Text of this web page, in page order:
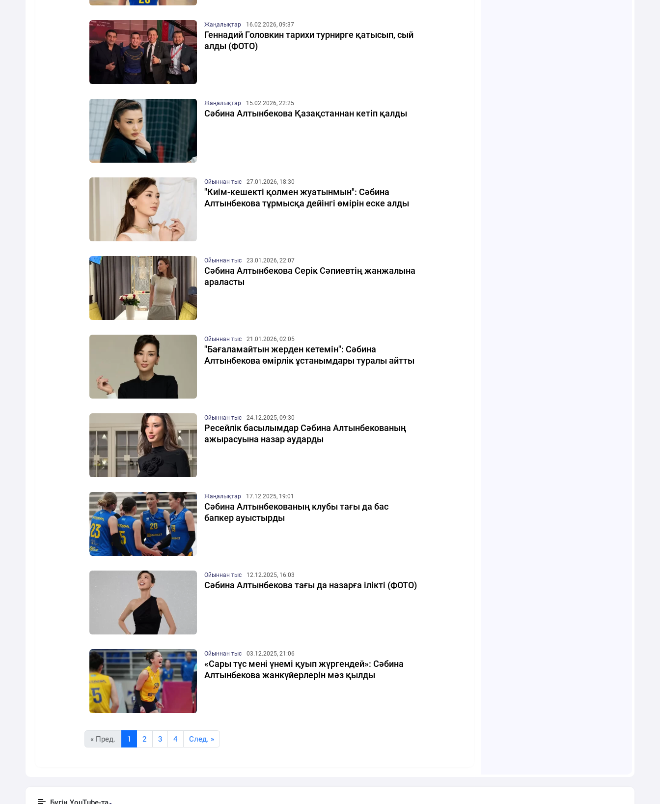
Жаңалықтар 16.02.2026, 09:37
Геннадий Головкин тарихи турнирге қатысып, сый
алды (ФОТО)
Жаңалықтар 15.02.2026, 22:25
Сәбина Алтынбекова Қазақстаннан кетіп қалды
Ойыннан тыс 27.01.2026, 18:30
"Киім-кешекті қолмен жуатынмын": Сәбина
Алтынбекова тұрмысқа дейінгі өмірін еске алды
Ойыннан тыс 23.01.2026, 22:07
Сәбина Алтынбекова Серік Сәпиевтің жанжалына
араласты
Ойыннан тыс 21.01.2026, 02:05
"Бағаламайтын жерден кетемін": Сәбина
Алтынбекова өмірлік ұстанымдары туралы айтты
Ойыннан тыс 24.12.2025, 09:30
Ресейлік басылымдар Сәбина Алтынбекованың
ажырасуына назар аударды
Жаңалықтар 17.12.2025, 19:01
Сәбина Алтынбекованың клубы тағы да бас
бапкер ауыстырды
Ойыннан тыс 12.12.2025, 16:03
Сәбина Алтынбекова тағы да назарға ілікті (ФОТО)
Ойыннан тыс 03.12.2025, 21:06
«Сары түс мені үнемі қуып жүргендей»: Сәбина
Алтынбекова жанкүйерлерін мәз қылды
« Пред. 1 2 3 4 Cлед. »